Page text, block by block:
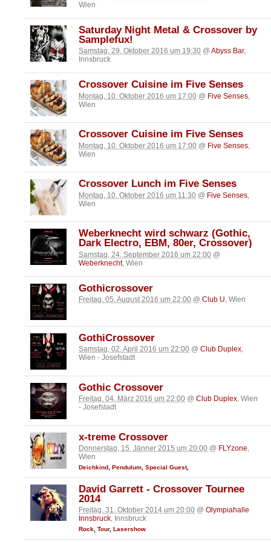
Wien
Saturday Night Metal & Crossover by
Samplefux!
Samstag, 29. Oktober 2016 um 19:30 @ Abyss Bar,
Innsbruck
Crossover Cuisine im Five Senses
Montag, 10. Oktober 2016 um 17:00 @ Five Senses
Wien
Crossover Cuisine im Five Senses
Montag, 10. Oktober 2016 um 17:00 @ Five Senses
Wien
Crossover Lunch im Five Senses
Montag, 10. Oktober 2016 um 11:30 @ Five Senses
Wien
Weberknecht wird schwarz (Gothic,
Dark Electro, EBM, 80er, Crossover)
Samstag, 24. September 2016 um 22:00 @
Weberknecht, Wien
Gothicrossover
Freitag, 05. August 2016 um 22:00 @ Club U, Wien
GothiCrossover
Samstag, 02. April 2016 um 22:00 @ Club Duplex,
Wien - Josefstadt
Gothic Crossover
Freitag, 04. März 2016 um 22:00 @ Club Duplex, Wien
- Josefstadt
x-treme Crossover
Donnerstag, 15. Jänner 2015 um 20:00 @ FLYzone,
Wien
Deichkind Pendulum Special Guest,
David Garrett - Crossover Tournee
2014
Freitag, 31. Oktober 2014 um 20:00 @ Olympiahalle
Innsbruck, Innsbruck
Rock, Tour, Lasershow